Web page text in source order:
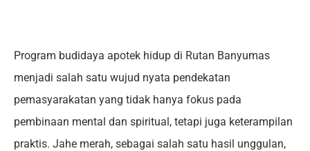
Program budidaya apotek hidup di Rutan Banyumas
menjadi salah satu wujud nyata pendekatan
pemasyarakatan yang tidak hanya fokus pada
pembinaan mental dan spiritual, tetapi juga keterampilan
praktis. Jahe merah, sebagai salah satu hasil unggulan,